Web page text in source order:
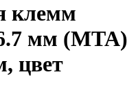
клемм
мм (MTA)
цвет